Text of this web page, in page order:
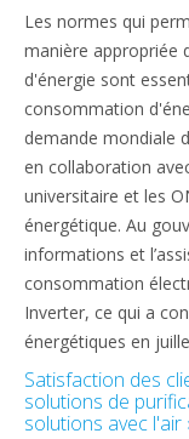
Les normes qui
manière appropriée
d'énergie sont
consommation
demande mondiale
en collaboration
universitaire et les
énergétique. Au
informations et
consommation
Inverter, ce qui a
énergétiques en
Satisfaction des
solutions de
solutions avec l'air